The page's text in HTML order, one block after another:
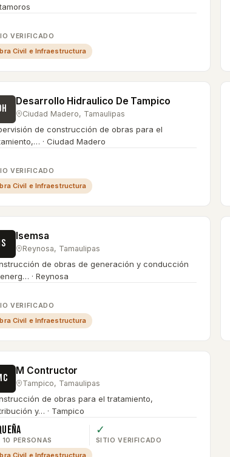
VERIFICADO
Civil e Infraestructura
Desarrollo Hidraulico De Tampico
Ciudad Madero, Tamaulipas
de construcción de obras para el
· Ciudad Madero
VERIFICADO
Civil e Infraestructura
Isemsa
Reynosa, Tamaulipas
de obras de generación y conducción
· Reynosa
VERIFICADO
Civil e Infraestructura
M Contructor
Tampico, Tamaulipas
de obras para el tratamiento,
y… · Tampico
PERSONAS
✓
SITIO VERIFICADO
Civil e Infraestructura